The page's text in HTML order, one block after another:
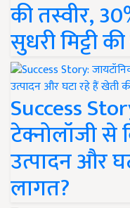
की तस्वीर,
सुधरी मिट्टी
Success
टेक्नोलॉजी से
उत्पादन और
लागत?